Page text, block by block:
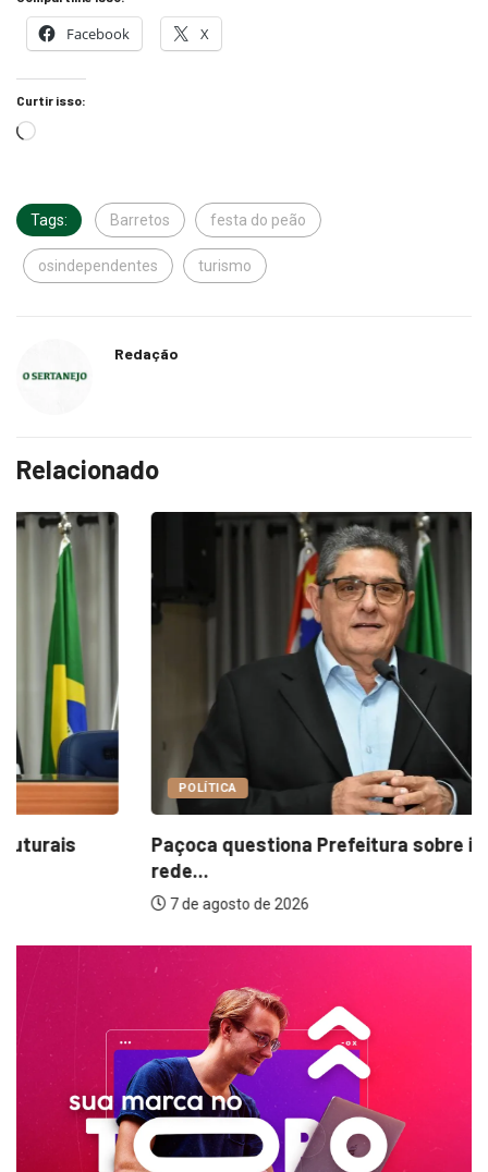
Facebook X
Curtir isso:
Tags: Barretos festa do peão
osindependentes turismo
Redação
Relacionado
POLÍTICA
Paçoca questiona Prefeitura sobre internações e
7 de agosto de 2026